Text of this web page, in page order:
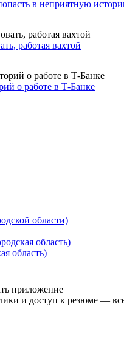
в неприятную
работая вахтой
о работе в Т-Банке
области)
область)
область)
приложение
и доступ к резюме —